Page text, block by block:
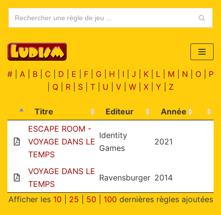
Aller
au
contenu
# A B C D E F G H I J K L M N O
P
Q R S T U V W X Y Z
Titre Editeur
Année
ESCAPE ROOM -
VOYAGE DANS LE
TEMPS
Identity
Games
2021
VOYAGE DANS LE
TEMPS
Ravensburger 2014
Afficher les 10 25 50 100 dernières règles ajoutées